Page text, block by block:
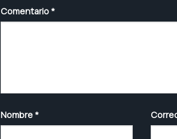
Comentario *
Nombre *